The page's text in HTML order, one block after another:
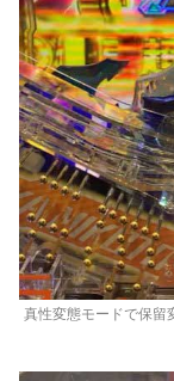
真性変態モードで保留